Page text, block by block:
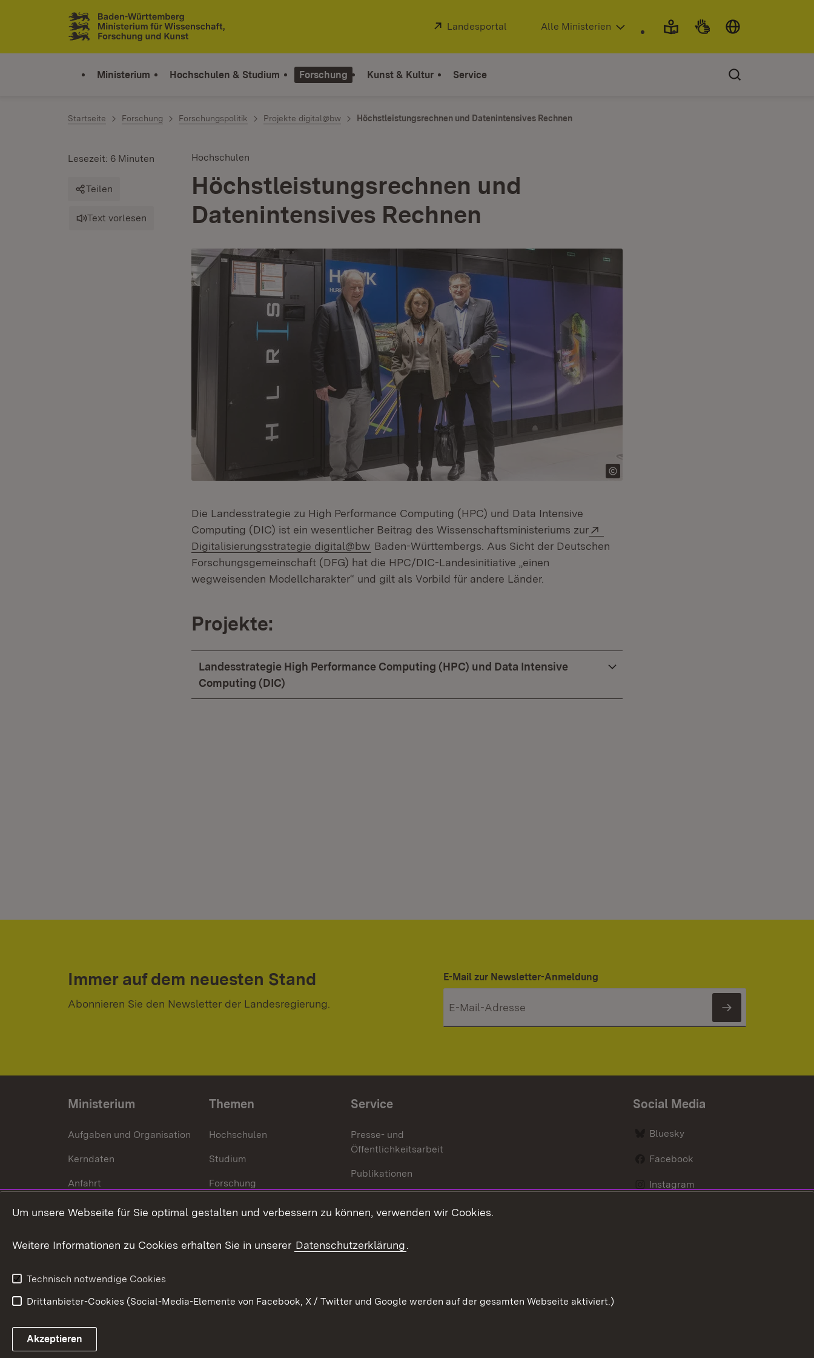
Zum Inhalt springen
Link zur Startseite
Extern:
Landesportal (Öffnet in neuem Fenster)
Alle Ministerien
Ministerium Hochschulen & Studium Forschung Kunst & Kultur Service
Startseite Forschung Forschungspolitik Projekte digital@bw Höchstleistungsrechnen und Datenintensives Rechnen
Hochschulen
Höchstleistungsrechnen und
Datenintensives Rechnen
Lesezeit: 6 Minuten
Teilen
Text vorlesen
Die Landesstrategie zu High Performance Computing (HPC) und Data Intensive
Computing (DIC) ist ein wesentlicher Beitrag des Wissenschaftsministeriums zur
Digitalisierungsstrategie digital@bw (Öffnet in neuem Fenster)
Baden-Württembergs. Aus Sicht der Deutschen
Forschungsgemeinschaft (DFG) hat die HPC/DIC-Landesinitiative „einen
wegweisenden Modellcharakter“ und gilt als Vorbild für andere Länder.
Projekte:
Landesstrategie High Performance Computing (HPC) und Data Intensive
Computing (DIC)
Immer auf dem neuesten Stand
Abonnieren Sie den Newsletter der Landesregierung.
E-Mail zur Newsletter-Anmeldung
Newsletter
Ministerium
Aufgaben und Organisation
Kerndaten
Anfahrt
Themen
Hochschulen
Studium
Forschung
Internationales
Service
Presse- und
Öffentlichkeitsarbeit
Publikationen
Mediathek
Ausschreibungen
Social Media
Bluesky
Facebook
Instagram
Link zum Landesportal
Um unsere Webseite für Sie optimal gestalten und verbessern zu können, verwenden wir Cookies.
Weitere Informationen zu Cookies erhalten Sie in unserer Datenschutzerklärung.
Technisch notwendige Cookies
Drittanbieter-Cookies (Social-Media-Elemente von Facebook, X / Twitter und Google werden auf der gesamten Webseite aktiviert.)
Akzeptieren